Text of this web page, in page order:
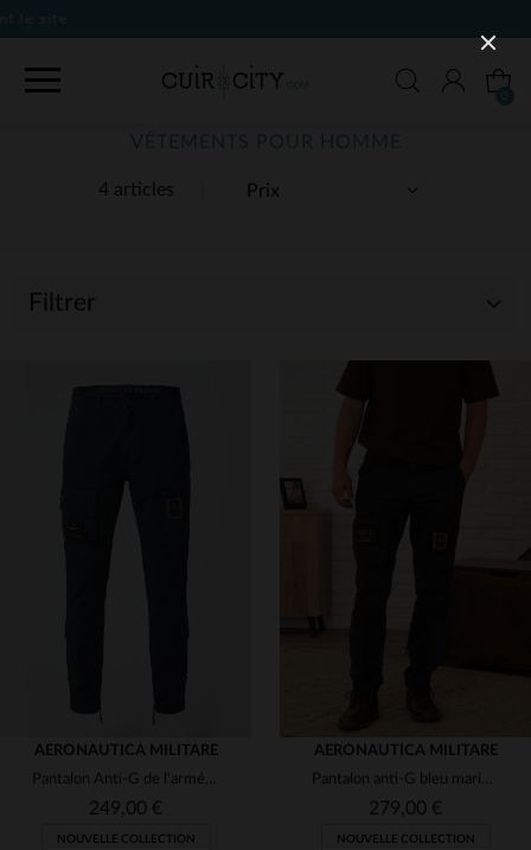
4 articles
VÊTEMENTS POUR HOMME
Filtrer
AERONAUTICA MILITARE
Pantalon Anti-G de l'armée de l'air italienne bleu marine
249,00 €
NOUVELLE COLLECTION
AERONAUTICA MILITARE
Pantalon anti-G bleu marine pour homme
279,00 €
NOUVELLE COLLECTION